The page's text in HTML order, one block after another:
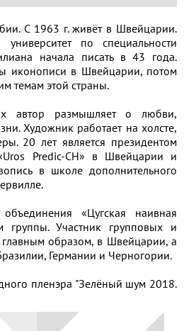
С 1963 г. живёт в Швейцарии.
университет по специальности
начала писать в 43 года.
иконописи в Швейцарии, потом
темам этой страны.
автор размышляет о любви,
Художник работает на холсте,
20 лет является президентом
Predic-CH» в Швейцарии и
в школе дополнительного
«Цугская наивная
группы. Участник групповых и
главным образом, в Швейцарии, а
Германии и Черногории.
пленэра "Зелёный шум 2018.